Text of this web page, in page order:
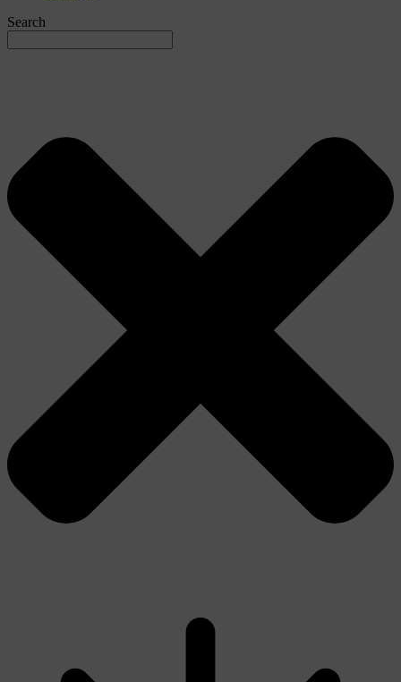
Search